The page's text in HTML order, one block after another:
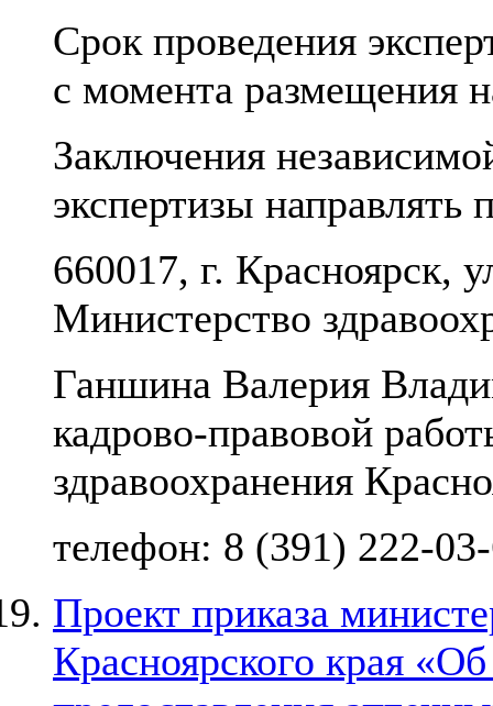
Срок проведения
с момента размещения
Заключения
экспертизы направлять
660017, г. Красноярск,
Министерство
Ганшина Валерия
кадрово-правовой
здравоохранения
телефон: 8 (391) 222-
Проект приказа
Красноярского края